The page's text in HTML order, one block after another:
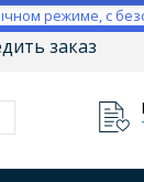
режиме, с
заказ